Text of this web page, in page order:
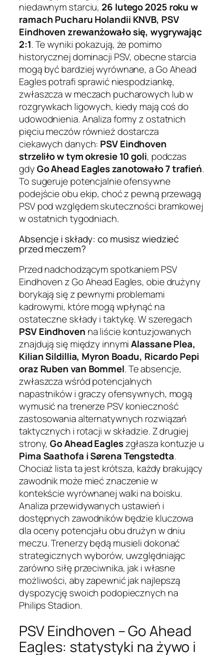
niedawnym starciu, 26 lutego 2025 roku w
ramach Pucharu Holandii KNVB, PSV
Eindhoven zrewanżowało się, wygrywając
2:1. Te wyniki pokazują, że pomimo
historycznej dominacji PSV, obecne starcia
mogą być bardziej wyrównane, a Go Ahead
Eagles potrafi sprawić niespodziankę,
zwłaszcza w meczach pucharowych lub w
rozgrywkach ligowych, kiedy mają coś do
udowodnienia. Analiza formy z ostatnich
pięciu meczów również dostarcza
ciekawych danych: PSV Eindhoven
strzeliło w tym okresie 10 goli, podczas
gdyGo Ahead Eagles zanotowało 7 trafień.
To sugeruje potencjalnie ofensywne
podejście obu ekip, choć z pewną przewagą
PSV pod względem skuteczności bramkowej
w ostatnich tygodniach.
Absencje i składy: co musisz wiedzieć
przed meczem?
Przed nadchodzącym spotkaniem PSV
Eindhoven z Go Ahead Eagles, obie drużyny
borykają się z pewnymi problemami
kadrowymi, które mogą wpłynąć na
ostateczne składy i taktykę. W szeregach
PSV Eindhoven na liście kontuzjowanych
znajdują się między innymiAlassane Plea,
Kilian Sildillia, Myron Boadu, Ricardo Pepi
oraz Ruben van Bommel. Te absencje,
zwłaszcza wśród potencjalnych
napastników i graczy ofensywnych, mogą
wymusić na trenerze PSV konieczność
zastosowania alternatywnych rozwiązań
taktycznych i rotacji w składzie. Z drugiej
strony,Go Ahead Eagleszgłasza kontuzje u
Pima Saathofa i Sørena Tengstedta.
Chociaż lista ta jest krótsza, każdy brakujący
zawodnik może mieć znaczenie w
kontekście wyrównanej walki na boisku.
Analiza przewidywanych ustawień i
dostępnych zawodników będzie kluczowa
dla oceny potencjału obu drużyn w dniu
meczu. Trenerzy będą musieli dokonać
strategicznych wyborów, uwzględniając
zarówno siłę przeciwnika, jak i własne
możliwości, aby zapewnić jak najlepszą
dyspozycję swoich podopiecznych na
Philips Stadion.
PSV Eindhoven – Go Ahead
Eagles: statystyki na żywo i